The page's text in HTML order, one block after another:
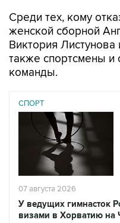
Среди тех, кому
женской сборной
Виктория
также спортсмены и
команды.
СПОРТ
07 августа 2026
У ведущих гимнасток
визами в Хорватию на